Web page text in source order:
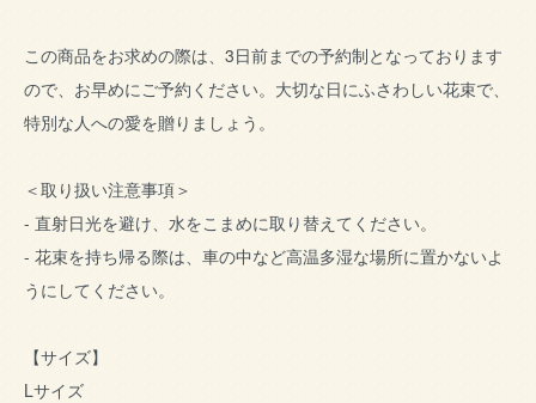
この商品をお求めの際は、3日前までの予約制となっております
ので、お早めにご予約ください。大切な日にふさわしい花束で、
特別な人への愛を贈りましょう。
＜取り扱い注意事項＞
- 直射日光を避け、水をこまめに取り替えてください。
- 花束を持ち帰る際は、車の中など高温多湿な場所に置かないよ
うにしてください。
【サイズ】
Lサイズ